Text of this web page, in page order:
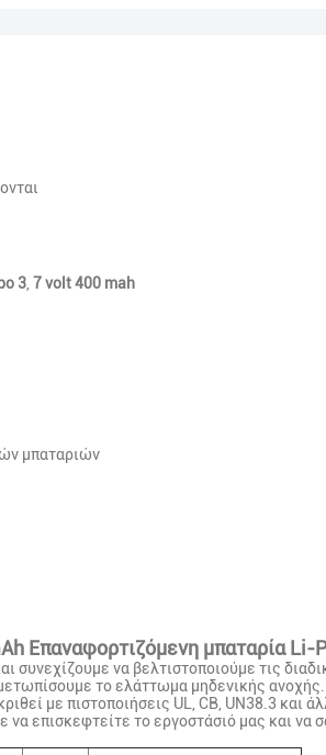
3 7 volt 400 mah
μπαταριών
Επαναφορτιζόμενη μπαταρία
συνεχίζουμε να βελτιστοποιούμε τις
το ελάττωμα μηδενικής ανοχής.
με πιστοποιήσεις UL, CB, UN38.3 και
επισκεφτείτε το εργοστάσιό μας και να